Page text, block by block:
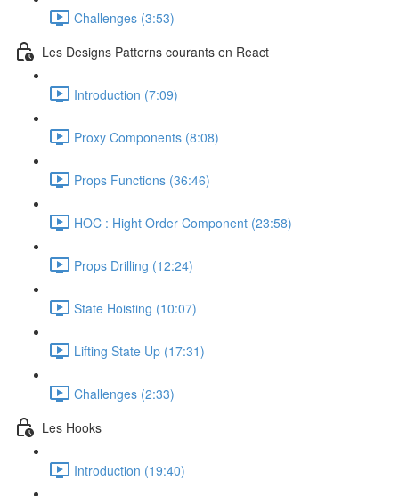
Challenges (3:53)
Les Designs Patterns courants en React
Introduction (7:09)
Proxy Components (8:08)
Props Functions (36:46)
HOC : Hight Order Component (23:58)
Props Drilling (12:24)
State Hoisting (10:07)
Lifting State Up (17:31)
Challenges (2:33)
Les Hooks
Introduction (19:40)